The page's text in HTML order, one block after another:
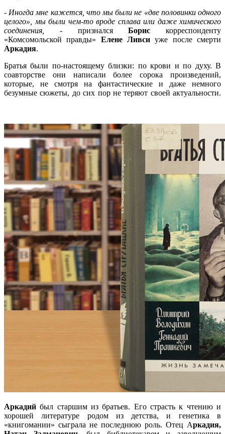
- Иногда мне кажется, что мы были не «две половинки одного
целого», мы были чем-то вроде сплава или даже химического
соединения,
- призналсяБорис корреспонденту
«Комсомольской правды» Елене Ливси уже после смерти
Аркадия.
Братья были по-настоящему близки: по крови и по духу. В
соавторстве они написали более сорока произведений,
которые, не смотря на фантастические и даже немного
безумные сюжеты, до сих пор не теряют своей актуальности.
Аркадий был старшим из братьев. Его страсть к чтению и
хорошей литературе родом из детства, и генетика в
«книгомании» сыграла не последнюю роль. Отец Аркадия,